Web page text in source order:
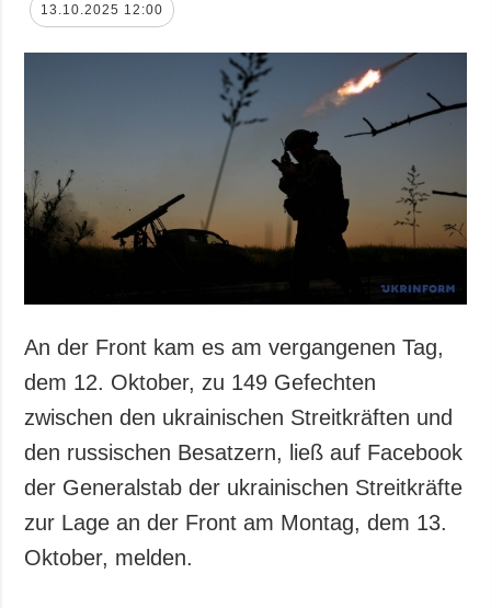
13.10.2025 12:00
An der Front kam es am vergangenen Tag,
dem 12. Oktober, zu 149 Gefechten
zwischen den ukrainischen Streitkräften und
den russischen Besatzern, ließ auf Facebook
der Generalstab der ukrainischen Streitkräfte
zur Lage an der Front am Montag, dem 13.
Oktober, melden.